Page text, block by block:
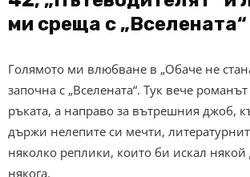
ми среща с „Вселената“
Голямото ми влюбване в „Обаче не
започна с „Вселената“. Тук вече
ръката, а направо за вътрешния джоб,
държи нелепите си мечти,
няколко реплики, които би искал
някога.